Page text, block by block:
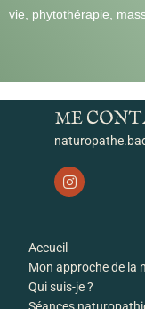
vie, phytothérapie,
ME
Accueil
Mon approche de la
Qui suis-je ?